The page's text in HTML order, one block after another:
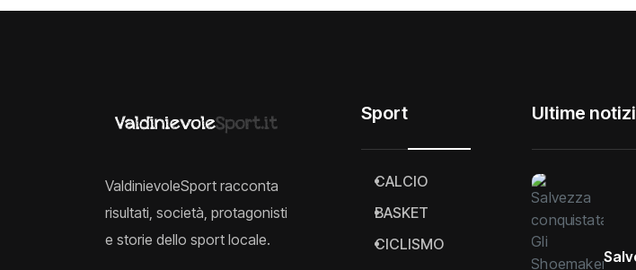
ValdinievoleSport racconta
risultati, società, protagonisti
e storie dello sport locale.
Sport
CALCIO
BASKET
CICLISMO
Ultime